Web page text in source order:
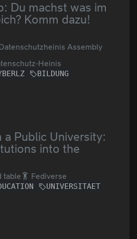
Du machst was im
Komm dazu!
Assembly
Heinis
BILDUNG
a Public University:
into the
table Fediverse
UNIVERSITAET